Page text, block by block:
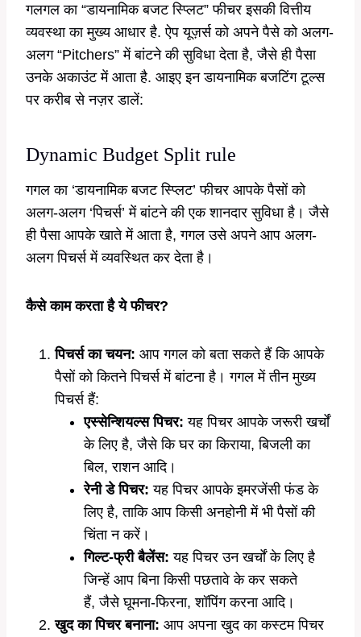
गलगल का “डायनामिक बजट स्प्लिट” फीचर इसकी वित्तीय
व्यवस्था का मुख्य आधार है. ऐप यूज़र्स को अपने पैसे को अलग-
अलग “Pitchers” में बांटने की सुविधा देता है, जैसे ही पैसा
उनके अकाउंट में आता है. आइए इन डायनामिक बजटिंग टूल्स
पर करीब से नज़र डालें:
Dynamic Budget Split rule
गगल का ‘डायनामिक बजट स्प्लिट’ फीचर आपके पैसों को
अलग-अलग ‘पिचर्स’ में बांटने की एक शानदार सुविधा है। जैसे
ही पैसा आपके खाते में आता है, गगल उसे अपने आप अलग-
अलग पिचर्स में व्यवस्थित कर देता है।
कैसे काम करता है ये फीचर?
पिचर्स का चयन: आप गगल को बता सकते हैं कि आपके
पैसों को कितने पिचर्स में बांटना है। गगल में तीन मुख्य
पिचर्स हैं:
एस्सेन्शियल्स पिचर: यह पिचर आपके जरूरी खर्चों
के लिए है, जैसे कि घर का किराया, बिजली का
बिल, राशन आदि।
रेनी डे पिचर: यह पिचर आपके इमरजेंसी फंड के
लिए है, ताकि आप किसी अनहोनी में भी पैसों की
चिंता न करें।
गिल्ट-फ्री बैलेंस: यह पिचर उन खर्चों के लिए है
जिन्हें आप बिना किसी पछतावे के कर सकते
हैं, जैसे घूमना-फिरना, शॉपिंग करना आदि।
खुद का पिचर बनाना: आप अपना खुद का कस्टम पिचर